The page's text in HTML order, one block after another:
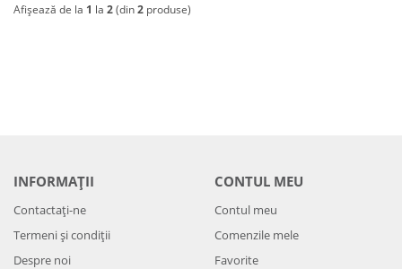
Afișează de la 1 la 2(din2 produse)
INFORMAȚII
Contactați-ne
Termeni și condiții
Despre noi
CONTUL MEU
Contul meu
Comenzile mele
Favorite